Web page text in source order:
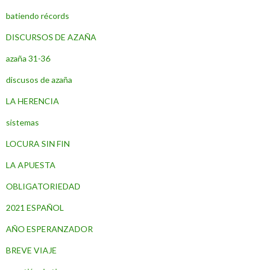
batiendo récords
DISCURSOS DE AZAÑA
azaña 31-36
discusos de azaña
LA HERENCIA
sistemas
LOCURA SIN FIN
LA APUESTA
OBLIGATORIEDAD
2021 ESPAÑOL
AÑO ESPERANZADOR
BREVE VIAJE